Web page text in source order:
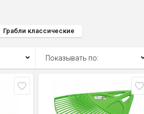
Грабли классические
Показывать по: